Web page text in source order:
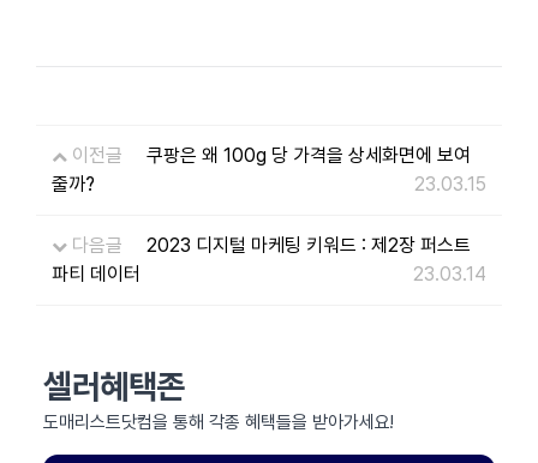
이전글
쿠팡은 왜 100g 당 가격을 상세화면에 보여
줄까?
23.03.15
다음글
2023 디지털 마케팅 키워드 : 제2장 퍼스트
파티 데이터
23.03.14
셀러혜택존
도매리스트닷컴을 통해 각종 혜택들을 받아가세요!